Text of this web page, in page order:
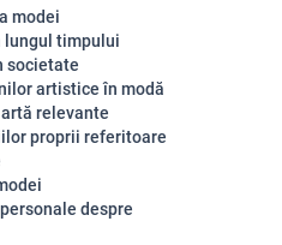
modei
lungul timpului
societate
artistice în modă
relevante
proprii referitoare
despre